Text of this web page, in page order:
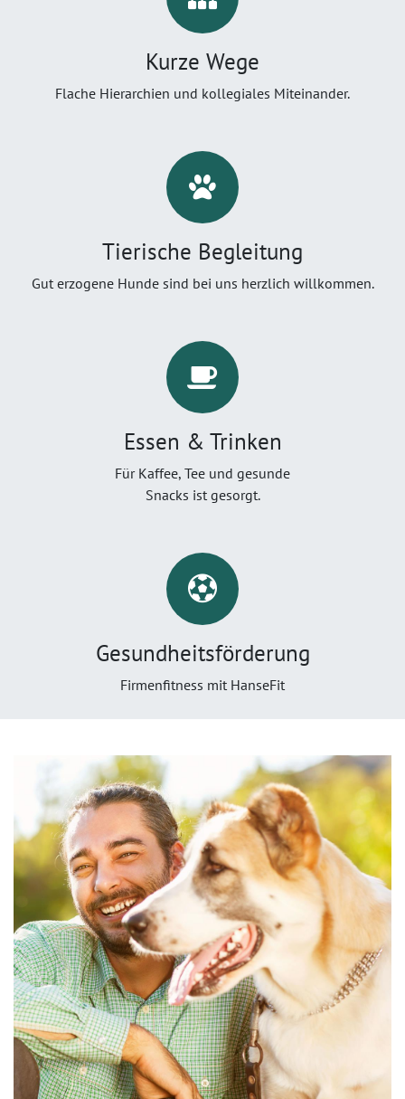
Kurze Wege
Flache Hierarchien und kollegiales Miteinander.
Tierische Begleitung
Gut erzogene Hunde sind bei uns herzlich willkommen.
Essen & Trinken
Für Kaffee, Tee und gesunde
Snacks ist gesorgt.
Gesundheitsförderung
Firmenfitness mit HanseFit